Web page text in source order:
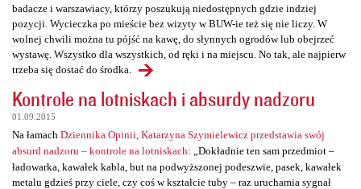
badacze i warszawiacy, którzy poszukują niedostępnych gdzie indziej
pozycji. Wycieczka po mieście bez wizyty w BUW-ie też się nie liczy. W
wolnej chwili można tu pójść na kawę, do słynnych ogrodów lub obejrzeć
wystawę. Wszystko dla wszystkich, od ręki i na miejscu. No tak, ale najpierw
trzeba się dostać do środka.
Kontrole na lotniskach i absurdy nadzoru
01.09.2015
Na łamach Dziennika Opinii, Katarzyna Szymielewicz przedstawia swój
absurd nadzoru – kontrole na lotniskach: „Dokładnie ten sam przedmiot –
ładowarka, kawałek kabla, but na podwyższonej podeszwie, pasek, kawałek
metalu gdzieś przy ciele, czy coś w kształcie tuby – raz uruchamia sygnał